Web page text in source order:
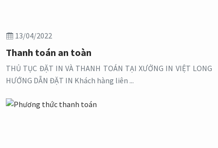
13/04/2022
Thanh toán an toàn
THỦ TỤC ĐẶT IN VÀ THANH TOÁN TẠI XƯỞNG IN VIỆT LONG
HƯỚNG DẪN ĐẶT IN Khách hàng liên ...